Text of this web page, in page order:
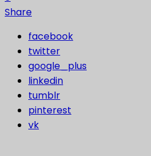
Share
facebook
twitter
google_plus
linkedin
tumblr
pinterest
vk